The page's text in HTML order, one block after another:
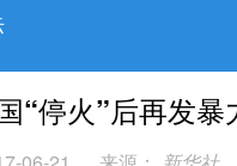
“停火”后再发暴